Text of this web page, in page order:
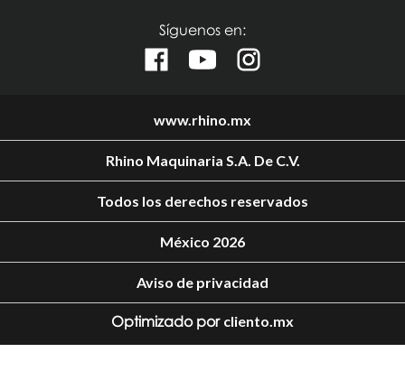
Síguenos en:
www.rhino.mx
Rhino Maquinaria S.A. De C.V.
Todos los derechos reservados
México 2026
Aviso de privacidad
Optimizado por cliento.mx